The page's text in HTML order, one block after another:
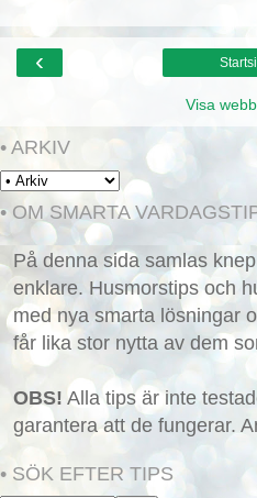
‹
Visa
• ARKIV
• OM SMARTA
På denna sida samlas
enklare. Husmorstips och
med nya smarta lösningar
får lika stor nytta av dem
OBS! Alla tips är inte
garantera att de fungerar.
• SÖK EFTER TIPS